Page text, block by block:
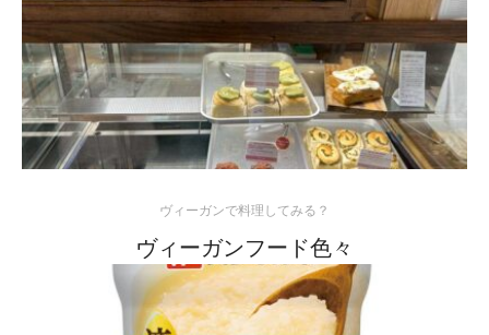
ヴィーガンで料理してみる？
ヴィーガンフード色々